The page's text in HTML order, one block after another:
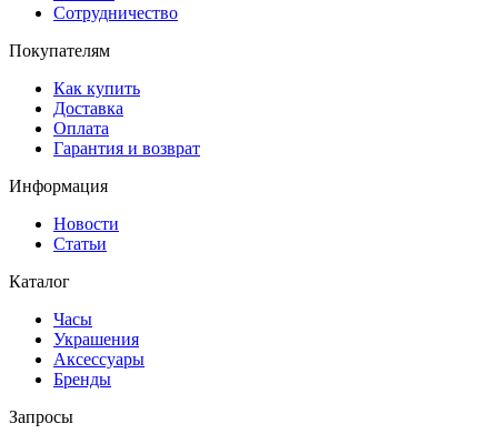
Сотрудничество
Покупателям
Как купить
Доставка
Оплата
Гарантия и возврат
Информация
Новости
Статьи
Каталог
Часы
Украшения
Аксессуары
Бренды
Запросы